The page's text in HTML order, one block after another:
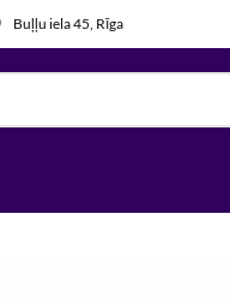
Buļļu iela 45, Rīga